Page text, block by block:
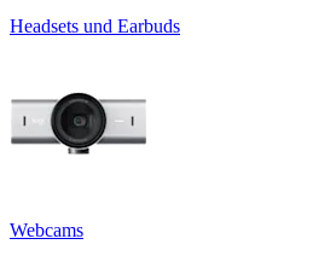
Headsets und Earbuds
Webcams